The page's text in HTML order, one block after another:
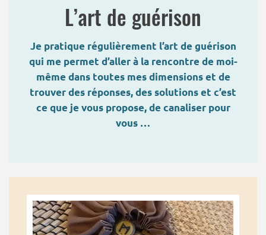
L’art de guérison
Je pratique régulièrement l’art de guérison
qui me permet d’aller à la rencontre de moi-
même dans toutes mes dimensions et de
trouver des réponses, des solutions et c’est
ce que je vous propose, de canaliser pour
vous …